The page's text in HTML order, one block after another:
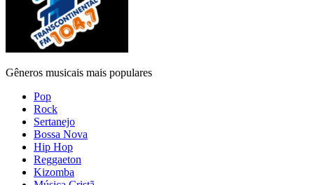
Gêneros musicais mais populares
Pop
Rock
Sertanejo
Bossa Nova
Hip Hop
Reggaeton
Kizomba